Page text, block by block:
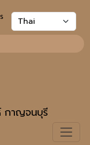
กาญจนบุรี